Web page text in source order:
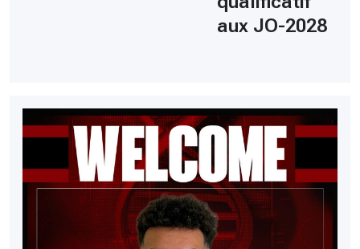
aux JO-2028